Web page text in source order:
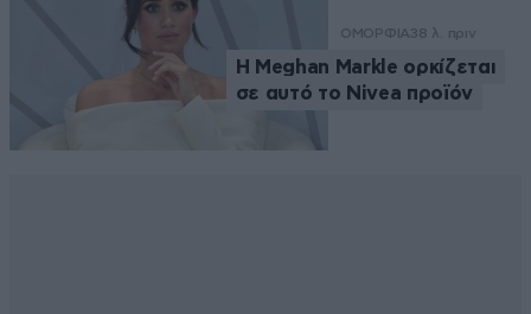
ΟΜΟΡΦΙΑ38 λ. πριν
Η Meghan Markle ορκίζεται
σε αυτό το Nivea προϊόν